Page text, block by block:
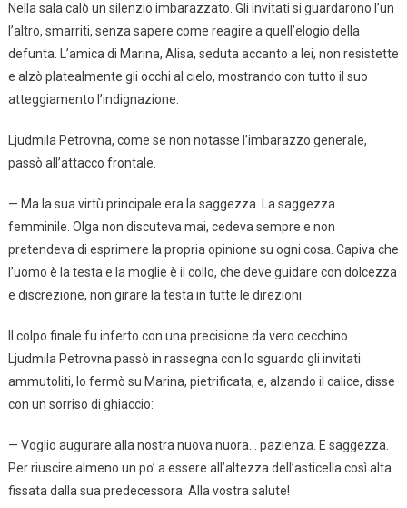
Nella sala calò un silenzio imbarazzato. Gli invitati si guardarono l’un
l’altro, smarriti, senza sapere come reagire a quell’elogio della
defunta. L’amica di Marina, Alisa, seduta accanto a lei, non resistette
e alzò platealmente gli occhi al cielo, mostrando con tutto il suo
atteggiamento l’indignazione.
Ljudmila Petrovna, come se non notasse l’imbarazzo generale,
passò all’attacco frontale.
— Ma la sua virtù principale era la saggezza. La saggezza
femminile. Olga non discuteva mai, cedeva sempre e non
pretendeva di esprimere la propria opinione su ogni cosa. Capiva che
l’uomo è la testa e la moglie è il collo, che deve guidare con dolcezza
e discrezione, non girare la testa in tutte le direzioni.
Il colpo finale fu inferto con una precisione da vero cecchino.
Ljudmila Petrovna passò in rassegna con lo sguardo gli invitati
ammutoliti, lo fermò su Marina, pietrificata, e, alzando il calice, disse
con un sorriso di ghiaccio:
— Voglio augurare alla nostra nuova nuora… pazienza. E saggezza.
Per riuscire almeno un po’ a essere all’altezza dell’asticella così alta
fissata dalla sua predecessora. Alla vostra salute!